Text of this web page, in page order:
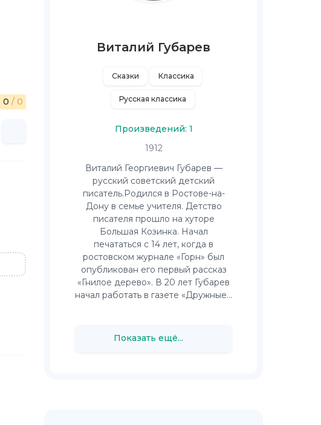
0 / 0
Виталий Губарев
Сказки Классика
Русская классика
Произведений: 1
1912
Виталий Георгиевич Губарев —
русский советский детский
писатель.Родился в Ростове-на-
Дону в семье учителя. Детство
писателя прошло на хуторе
Большая Козинка. Начал
печататься с 14 лет, когда в
ростовском журнале «Горн» был
опубликован его первый рассказ
«Гнилое дерево». В 20 лет Губарев
начал работать в газете «Дружные...
Показать ещё...